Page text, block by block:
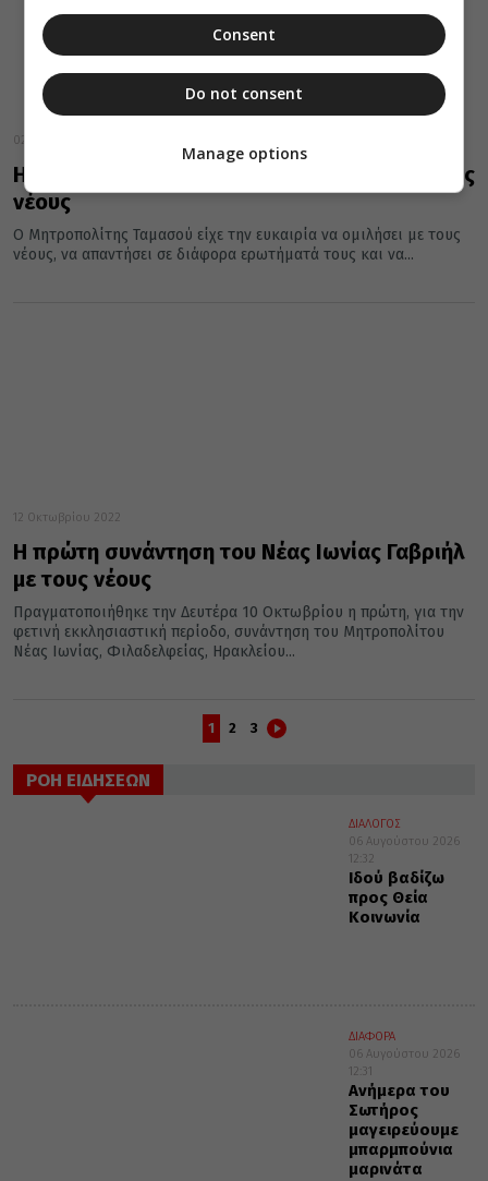
02 Νοεμβρίου 2022
Η μέριμνα του Μητροπολίτη Ταμασού για τους
νέους
Ο Μητροπολίτης Ταμασού είχε την ευκαιρία να ομιλήσει με τους
νέους, να απαντήσει σε διάφορα ερωτήματά τους και να...
12 Οκτωβρίου 2022
Η πρώτη συνάντηση του Νέας Ιωνίας Γαβριήλ
με τους νέους
Πραγματοποιήθηκε την Δευτέρα 10 Οκτωβρίου η πρώτη, για την
φετινή εκκλησιαστική περίοδο, συνάντηση του Μητροπολίτου
Νέας Ιωνίας, Φιλαδελφείας, Ηρακλείου...
1 2 3
ΡΟΗ ΕΙΔΗΣΕΩΝ
ΔΙΑΛΟΓΟΣ
06 Αυγούστου 2026
12:32
Ιδού βαδίζω
προς Θεία
Κοινωνία
ΔΙΑΦΟΡΑ
06 Αυγούστου 2026
12:31
Ανήμερα του
Σωτήρος
μαγειρεύουμε
μπαρμπούνια
μαρινάτα
Consent
Do not consent
Manage options